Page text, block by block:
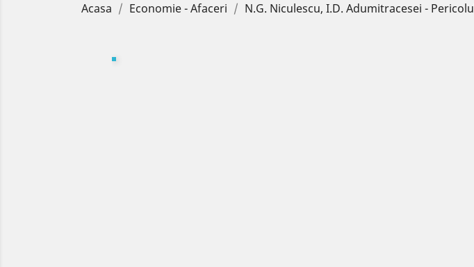
Acasa Economie - Afaceri N.G. Niculescu, I.D. Adumitracesei -